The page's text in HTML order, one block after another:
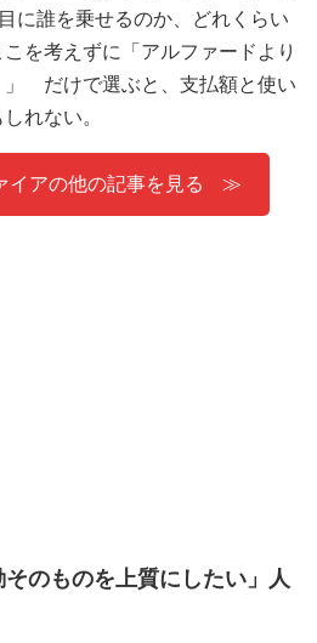
に誰を乗せるのか、どれくらい
を考えずに「アルファードより
」 だけで選ぶと、支払額と使い
れない。
イアの他の記事を見る
のものを上質にしたい」人